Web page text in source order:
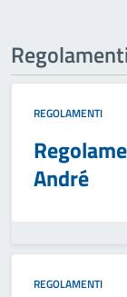
REGOLAMENTI
André
REGOLAMENTI